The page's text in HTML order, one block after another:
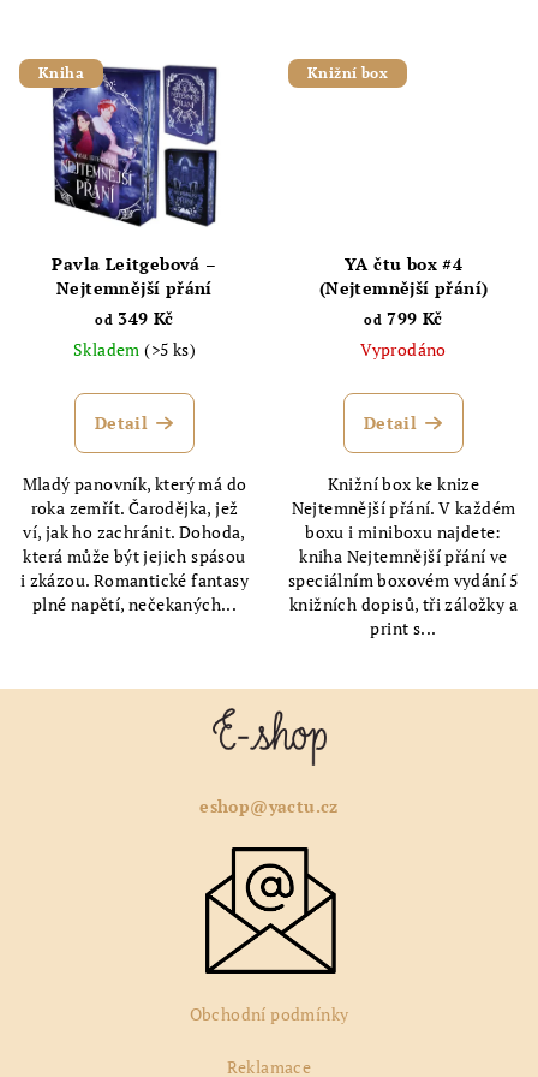
Kniha
Pavla Leitgebová –
Nejtemnější přání
od 349 Kč
Skladem(>5 ks)
Detail
Mladý panovník, který má do
roka zemřít. Čarodějka, jež
ví, jak ho zachránit. Dohoda,
která může být jejich spásou
i zkázou. Romantické fantasy
plné napětí, nečekaných...
Knižní box
YA čtu box #4
(Nejtemnější přání)
od 799 Kč
Vyprodáno
Detail
Knižní box ke knize
Nejtemnější přání. V každém
boxu i miniboxu najdete:
kniha Nejtemnější přání ve
speciálním boxovém vydání 5
knižních dopisů, tři záložky a
print s...
eshop@yactu.cz
Obchodní podmínky
Reklamace